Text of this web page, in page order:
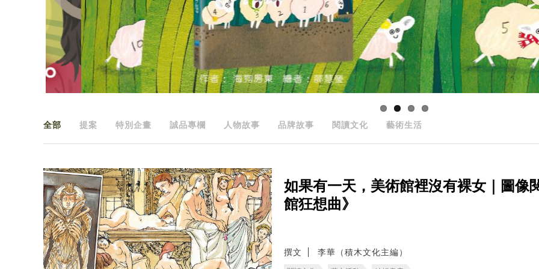
全部 提案 特別企畫 誠品專欄 人物故事 品牌故事 閱讀文化 藝術生活
如果有一天，美術館裡沒有裸女｜圖像
館狂想曲》
撰文 李華（積木文化主編）